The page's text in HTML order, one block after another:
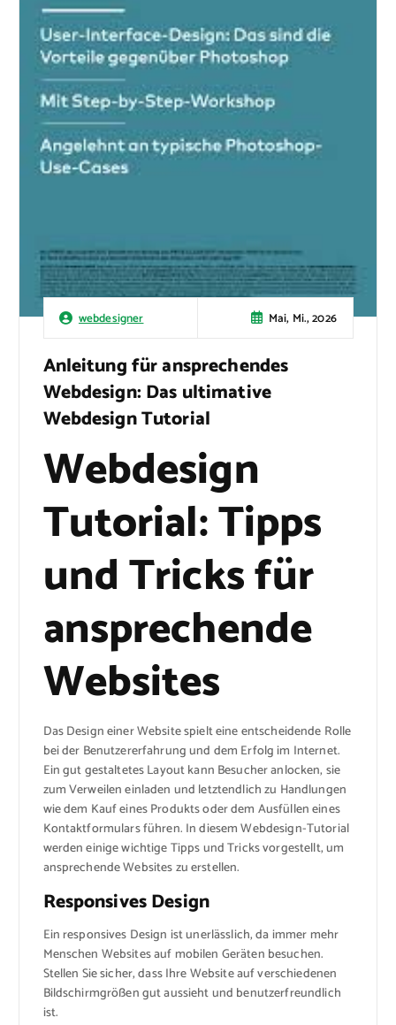
webdesigner Mai, Mi., 2026
Anleitung für ansprechendes
Webdesign: Das ultimative
Webdesign Tutorial
Webdesign
Tutorial: Tipps
und Tricks für
ansprechende
Websites
Das Design einer Website spielt eine entscheidende Rolle
bei der Benutzererfahrung und dem Erfolg im Internet.
Ein gut gestaltetes Layout kann Besucher anlocken, sie
zum Verweilen einladen und letztendlich zu Handlungen
wie dem Kauf eines Produkts oder dem Ausfüllen eines
Kontaktformulars führen. In diesem Webdesign-Tutorial
werden einige wichtige Tipps und Tricks vorgestellt, um
ansprechende Websites zu erstellen.
Responsives Design
Ein responsives Design ist unerlässlich, da immer mehr
Menschen Websites auf mobilen Geräten besuchen.
Stellen Sie sicher, dass Ihre Website auf verschiedenen
Bildschirmgrößen gut aussieht und benutzerfreundlich
ist.